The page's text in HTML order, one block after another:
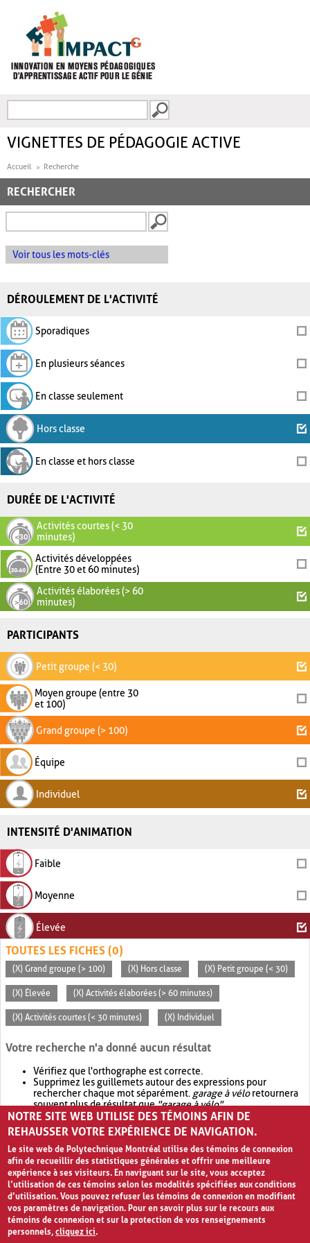
FORMULAIRE DE
VIGNETTES DE PÉDAGOGIE ACTIVE
Accueil Recherche
RECHERCHER
Voir tous les mots-clés
DÉROULEMENT DE L'ACTIVITÉ
Sporadiques
En plusieurs séances
En classe seulement
Hors classe
En classe et hors classe
DURÉE DE L'ACTIVITÉ
Activités courtes (< 30
minutes)
Activités développées
(Entre 30 et 60 minutes)
Activités élaborées (> 60
minutes)
PARTICIPANTS
Petit groupe (< 30)
Moyen groupe (entre 30
et 100)
Grand groupe (> 100)
Équipe
Individuel
INTENSITÉ D'ANIMATION
Faible
Moyenne
Élevée
TOUTES LES FICHES (0)
(X) Grand groupe (> 100) (X) Hors classe (X) Petit groupe (< 30)
(X) Élevée (X) Activités élaborées (> 60 minutes)
(X) Activités courtes (< 30 minutes) (X) Individuel
Votre recherche n'a donné aucun résultat
Vérifiez que l'orthographe est correcte.
Supprimez les guillemets autour des expressions pour
rechercher chaque mot séparément. garage à véloretournera
souvent plus de résultat que"garage à vélo".
Envisagez d'élargir votre recherche avec OR.garage OR vélo
retournera souvent plus de résultat quegarage à vélo
NOTRE SITE WEB UTILISE DES TÉMOINS AFIN DE
REHAUSSER VOTRE EXPÉRIENCE DE NAVIGATION.
Le site web de Polytechnique Montréal utilise des témoins de connexion
afin de recueillir des statistiques générales et offrir une meilleure
expérience à ses visiteurs. En naviguant sur le site, vous acceptez
l’utilisation de ces témoins selon les modalités spécifiées aux conditions
d’utilisation. Vous pouvez refuser les témoins de connexion en modifiant
vos paramètres de navigation. Pour en savoir plus sur le recours aux
témoins de connexion et sur la protection de vos renseignements
personnels,cliquez ici.